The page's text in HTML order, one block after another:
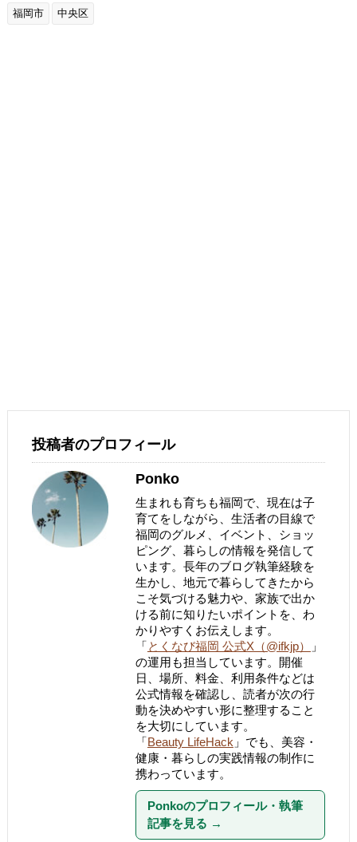
福岡市 中央区
投稿者のプロフィール
Ponko
生まれも育ちも福岡で、現在は子
育てをしながら、生活者の目線で
福岡のグルメ、イベント、ショッ
ピング、暮らしの情報を発信して
います。長年のブログ執筆経験を
生かし、地元で暮らしてきたから
こそ気づける魅力や、家族で出か
ける前に知りたいポイントを、わ
かりやすくお伝えします。
「とくなび福岡 公式X（@ifkjp）
」
の運用も担当しています。開催
日、場所、料金、利用条件などは
公式情報を確認し、読者が次の行
動を決めやすい形に整理すること
を大切にしています。
「Beauty LifeHack 」でも、美容・
健康・暮らしの実践情報の制作に
携わっています。
Ponkoのプロフィール・執筆
記事を見る →